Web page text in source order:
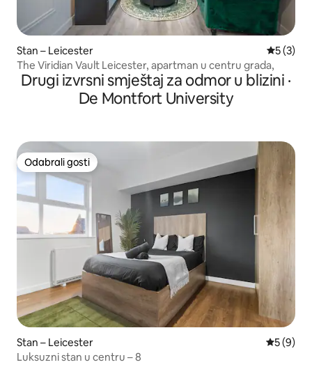
Stan – Leicester
5 (3)
The Viridian Vault Leicester, apartman u centru grada,
Drugi izvrsni smještaj za odmor u blizini ·
De Montfort University
Odabrali gosti
Odabrali gosti
Stan – Leicester
5 (9)
Luksuzni stan u centru – 8